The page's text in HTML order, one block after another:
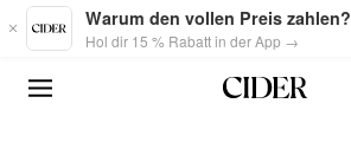
Skip to main content
Warum den vollen Preis zahlen?
Hol dir 15 % Rabatt in der App →